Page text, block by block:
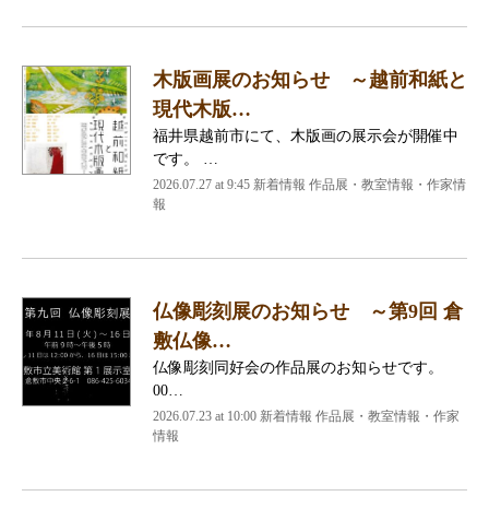
木版画展のお知らせ ～越前和紙と
現代木版…
福井県越前市にて、木版画の展示会が開催中
です。 …
2026.07.27 at 9:45 新着情報 作品展・教室情報・作家情
報
仏像彫刻展のお知らせ ～第9回 倉
敷仏像…
仏像彫刻同好会の作品展のお知らせです。
00…
2026.07.23 at 10:00 新着情報 作品展・教室情報・作家
情報